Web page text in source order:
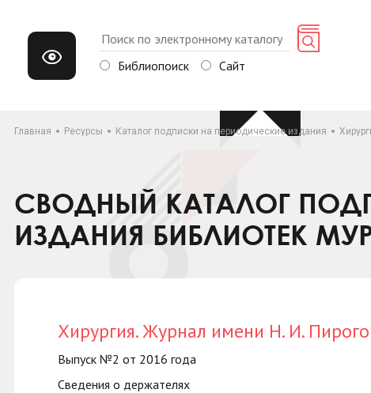
Библиопоиск Сайт
Главная Ресурсы Каталог подписки на периодические издания
СВОДНЫЙ КАТАЛОГ
ИЗДАНИЯ БИБЛИОТЕК
Хирургия. Журнал имени Н. И.
Выпуск №2 от 2016 года
Сведения о держателях